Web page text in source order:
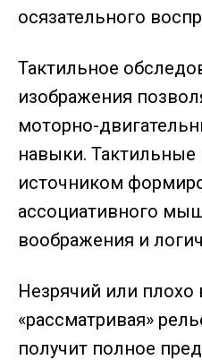
осязательного
Тактильное
изображения
моторно-
навыки. Тактильные
источником
ассоциативного
воображения и
Незрячий или
«рассматривая»
получит полное